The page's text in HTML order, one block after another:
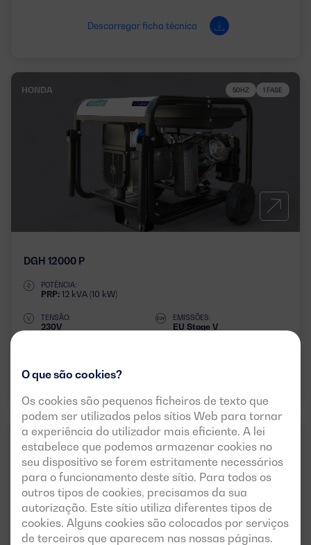
O que são cookies?
Os cookies são pequenos ficheiros de texto que
podem ser utilizados pelos sítios Web para tornar
a experiência do utilizador mais eficiente. A lei
estabelece que podemos armazenar cookies no
seu dispositivo se forem estritamente necessários
para o funcionamento deste sítio. Para todos os
outros tipos de cookies, precisamos da sua
autorização. Este sítio utiliza diferentes tipos de
cookies. Alguns cookies são colocados por serviços
de terceiros que aparecem nas nossas páginas.
Descarregar ficha técnica
HONDA 50HZ 1 FASE
DGH 12000 P
POTÊNCIA:
PRP: 12 kVA (10 kW)
TENSÃO:
230V
EMISSÕES:
EU Stage V
Descarregar ficha técnica
HONDA 50HZ 3 FASES